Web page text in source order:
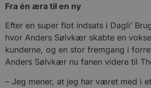
Fra én æra til en ny
Efter en super flot indsats i Dagli’
hvor Anders Sølvkær skabte en
kunderne, og en stor fremgang i
Anders Sølvkær nu fanen videre til
– Jeg mener, at jeg har været med i